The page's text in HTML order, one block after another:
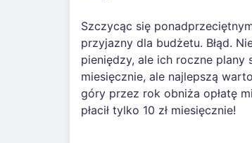
Szczycąc się
przyjazny dla budżetu. Błąd.
pieniędzy, ale ich roczne plany
miesięcznie, ale najlepszą
góry przez rok obniża opłatę
płacił tylko 10 zł miesięcznie!